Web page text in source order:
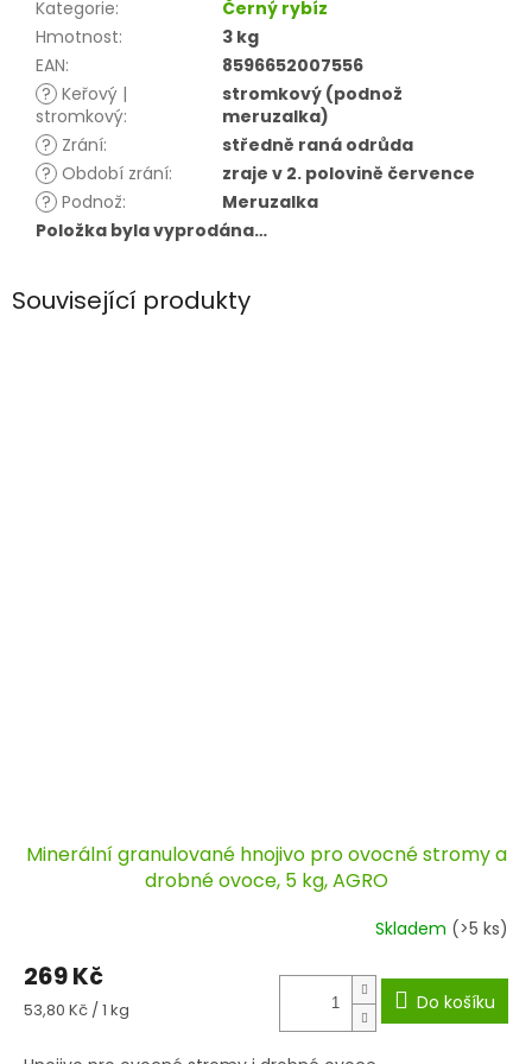
Kategorie:
Černý rybíz
Hmotnost:
3 kg
EAN:
8596652007556
? Keřový |
stromkový:
stromkový (podnož
meruzalka)
? Zrání:
středně raná odrůda
? Období zrání:
zraje v 2. polovině července
? Podnož:
Meruzalka
Položka byla vyprodána…
Související produkty
Minerální granulované hnojivo pro ovocné stromy a
drobné ovoce, 5 kg, AGRO
Skladem (>5 ks)
269 Kč
Měrná
53,80 Kč / 1 kg Do košíku